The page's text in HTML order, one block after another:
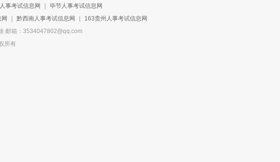
事考试信息网
毕节人事考试信息网
黔西南人事考试信息网
163贵州人事考试信息网
邮箱：3534047802@qq.com
所有